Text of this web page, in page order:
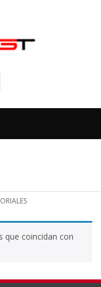
que coincidan con